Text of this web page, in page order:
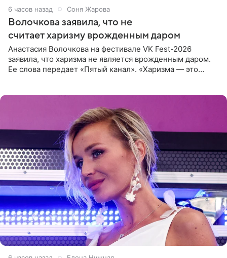
6 часов назад Соня Жарова
Волочкова заявила, что не
считает харизму врожденным даром
Анастасия Волочкова на фестивале VK Fest-2026
заявила, что харизма не является врожденным даром.
Ее слова передает «Пятый канал». «Харизма — это